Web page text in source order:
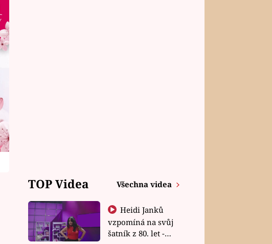
TOP Videa Všechna videa
Heidi Janků
vzpomíná na svůj
šatník z 80. let -